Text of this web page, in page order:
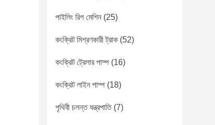
পাইলিং রিগ মেশিন (25)
কংক্রিট মিশ্রণকারী ট্রাক (52)
কংক্রিট ট্রেলার পাম্প (16)
কংক্রিট লাইন পাম্প (18)
পৃথিবী চলন্ত যন্ত্রপাতি(7)